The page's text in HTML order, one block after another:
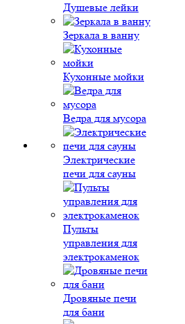
Душевые лейки
Зеркала в ванну
Кухонные мойки
Ведра для мусора
Электрические
печи для сауны
Пульты
управления для
электрокаменок
Дровяные печи
для бани